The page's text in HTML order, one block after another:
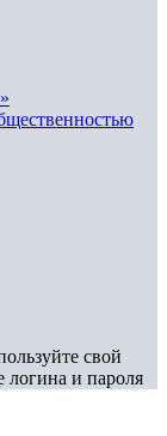
свой
логина и пароля